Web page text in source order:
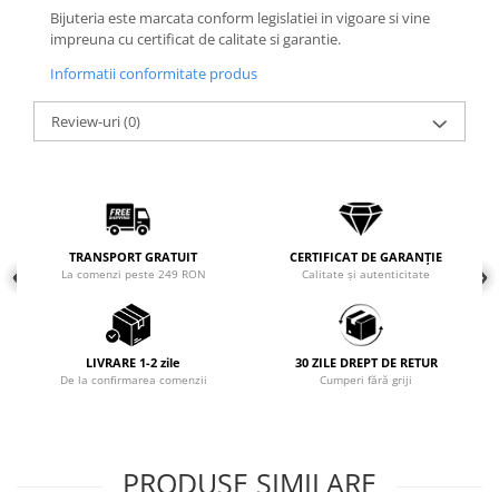
Coliere cu mărgele colorate și
Argint
Coliere cu pietre semiprețioase
Bijuteria este marcata conform legislatiei in vigoare si vine
impreuna cu certificat de calitate si garantie.
Informatii conformitate produs
Review-uri(0)
TRANSPORT GRATUIT
La comenzi peste 249 RON
CERTIFICAT DE GARANȚIE
Calitate și autenticitate
LIVRARE 1-2 zile
De la confirmarea comenzii
30 ZILE DREPT DE RETUR
Cumperi fără griji
PRODUSE SIMILARE